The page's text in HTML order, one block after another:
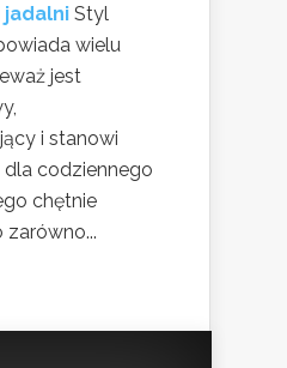
jadalni Styl
wielu
jest
i stanowi
dla codziennego
chętnie